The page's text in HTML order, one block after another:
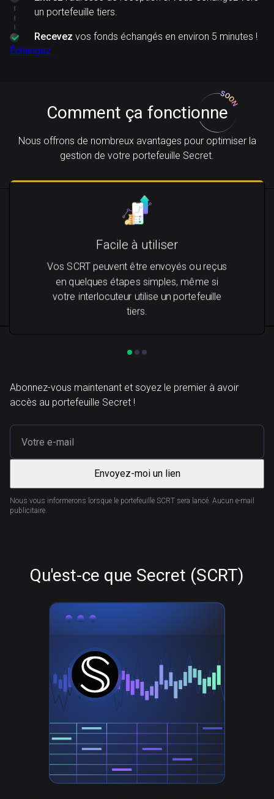
un portefeuille tiers.
Recevez vos fonds échangés en environ 5 minutes !
Échangez
Comment ça fonctionne
Nous offrons de nombreux avantages pour optimiser la
gestion de votre portefeuille Secret.
Facile à utiliser
Vos SCRT peuvent être envoyés ou reçus
en quelques étapes simples, même si
votre interlocuteur utilise un portefeuille
tiers.
Abonnez-vous maintenant et soyez le premier à avoir
accès au portefeuille Secret !
Envoyez-moi un lien
Nous vous informerons lorsque le portefeuille SCRT sera lancé. Aucun e-mail
publicitaire.
Qu'est-ce que Secret (SCRT)